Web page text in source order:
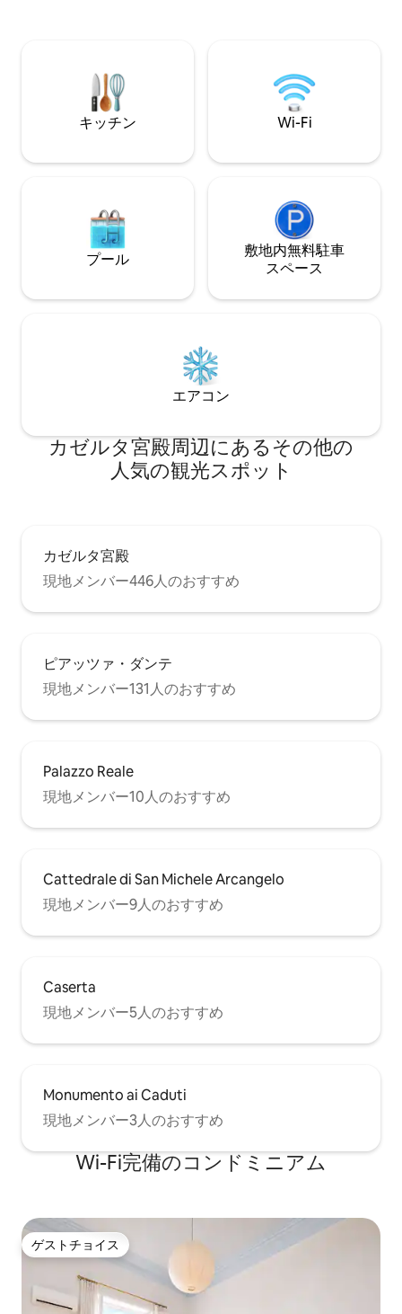
キッチン Wi-Fi
プール
敷地内無料駐⁠車
ス⁠ペ⁠ー⁠ス
エアコン
カゼルタ宮殿⁠周⁠辺⁠に⁠あ⁠るそ⁠の⁠他⁠の
人⁠気⁠の観⁠光⁠ス⁠ポ⁠ッ⁠ト
カゼルタ宮殿
現地メンバー446人のおすすめ
ピアッツァ・ダンテ
現地メンバー131人のおすすめ
Palazzo Reale
現地メンバー10人のおすすめ
Cattedrale di San Michele Arcangelo
現地メンバー9人のおすすめ
Caserta
現地メンバー5人のおすすめ
Monumento ai Caduti
現地メンバー3人のおすすめ
Wi-Fi完備のコンドミニアム
ゲストチョイス
ゲストチョイス